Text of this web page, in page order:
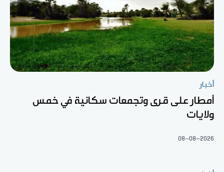
أخبار
أمطار على قرى وتجمعات سكانية في خمس
ولايات
08-08-2026